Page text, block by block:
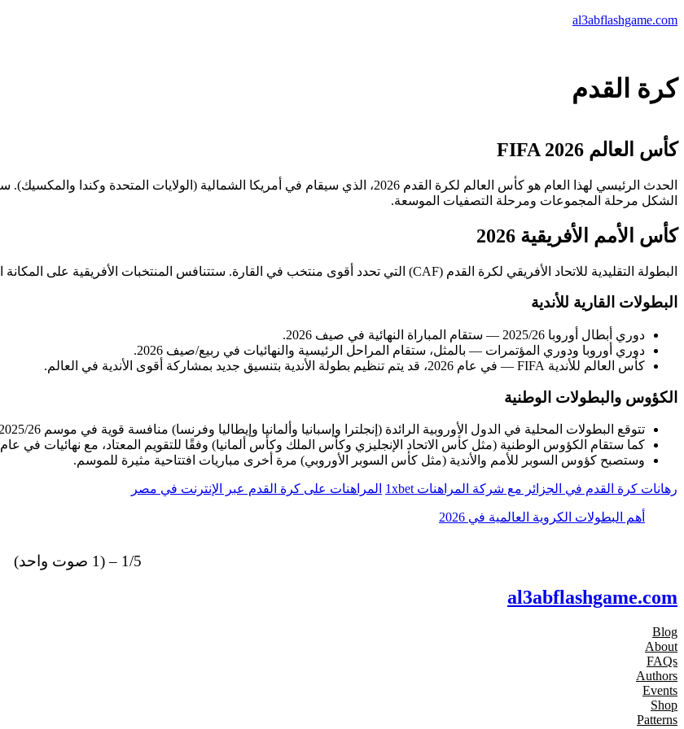
تخطى
al3abflashgame.com
كرة القدم
كأس العالم FIFA 2026
الشكل مرحلة المجموعات ومرحلة التصفيات الموسعة.
كأس الأمم الأفريقية 2026
البطولة التقليدية للاتحاد الأفريقي لكرة القدم (CAF) التي تحدد أقوى منتخب في القارة. ستتنافس المنتخبات الأفريقية على المكانة المرموقة وتذاكر المشاركة في البطولات الدولية.
البطولات القارية للأندية
دوري أبطال أوروبا 2025/26 — ستقام المباراة النهائية في صيف 2026.
دوري أوروبا ودوري المؤتمرات — بالمثل، ستقام المراحل الرئيسية والنهائيات في ربيع/صيف 2026.
كأس العالم للأندية FIFA — في عام 2026، قد يتم تنظيم بطولة الأندية بتنسيق جديد بمشاركة أقوى الأندية في العالم.
الكؤوس والبطولات الوطنية
تتوقع البطولات المحلية في الدول الأوروبية الرائدة (إنجلترا وإسبانيا وألمانيا وإيطاليا وفرنسا) منافسة قوية في موسم 2025/26.
كما ستقام الكؤوس الوطنية (مثل كأس الاتحاد الإنجليزي وكأس الملك وكأس ألمانيا) وفقًا للتقويم المعتاد، مع نهائيات في عام 2026.
وستصبح كؤوس السوبر للأمم والأندية (مثل كأس السوبر الأوروبي) مرة أخرى مباريات افتتاحية مثيرة للموسم.
رهانات كرة القدم في الجزائر مع شركة المراهنات 1xbet المراهنات على كرة القدم عبر الإنترنت في مصر
أهم البطولات الكروية العالمية في 2026
1/5 – (1 صوت واحد)
al3abflashgame.com
Blog
About
FAQs
Authors
Events
Shop
Patterns